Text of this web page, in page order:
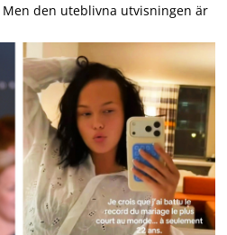
Men den uteblivna utvisningen är